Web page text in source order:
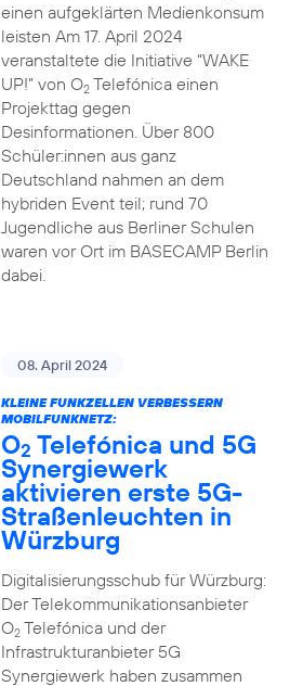
einen aufgeklärten Medienkonsum
leisten Am 17. April 2024
veranstaltete die Initiative “WAKE
UP!” von O2Telefónica einen
Projekttag gegen
Desinformationen. Über 800
Schüler:innen aus ganz
Deutschland nahmen an dem
hybriden Event teil; rund 70
Jugendliche aus Berliner Schulen
waren vor Ort im BASECAMP Berlin
dabei.
08. April 2024
KLEINE FUNKZELLEN VERBESSERN
MOBILFUNKNETZ:
O2 Telefónica und 5G
Synergiewerk
aktivieren erste 5G-
Straßenleuchten in
Würzburg
Digitalisierungsschub für Würzburg:
Der Telekommunikationsanbieter
O2Telefónica und der
Infrastrukturanbieter 5G
Synergiewerk haben zusammen